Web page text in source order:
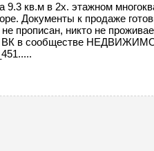
9.3 кв.м в 2х. этажном
Документы к продаже
прописан, никто не
ВК в сообществе